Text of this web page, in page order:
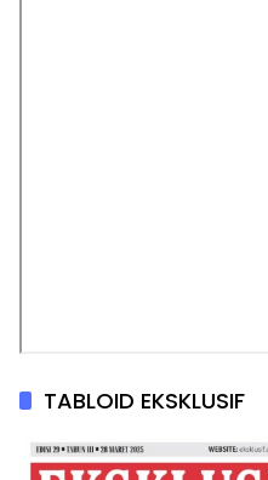
TABLOID EKSKLUSIF